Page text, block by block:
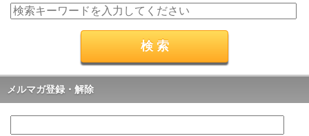
メルマガ登録・解除